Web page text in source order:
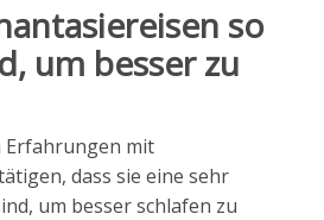
so
um besser zu
Erfahrungen mit
dass sie eine sehr
um besser schlafen zu